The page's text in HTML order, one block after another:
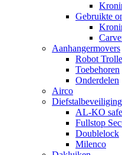
Gebruikte
Aanhangermovers
Robot
Toebehoren
Onderdelen
Airco
Diefstalbeveiliging
AL-KO
Fullstop
Doublelock
Milenco